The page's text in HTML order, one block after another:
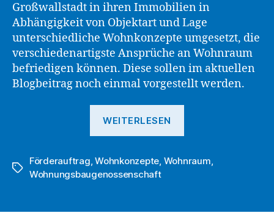
Großwallstadt in ihren Immobilien in
Abhängigkeit von Objektart und Lage
unterschiedliche Wohnkonzepte umgesetzt, die
verschiedenartigste Ansprüche an Wohnraum
befriedigen können. Diese sollen im aktuellen
Blogbeitrag noch einmal vorgestellt werden.
WEITERLESEN
der
Schlagwörter
Förderauftrag,Wohnkonzepte, Wohnraum,
Wohnungsbaugenossenschaft